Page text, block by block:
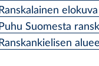
Suomesta